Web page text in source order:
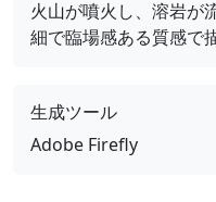
火山が噴火し、溶岩が
細で臨場感ある質感で
生成ツール
Adobe Firefly